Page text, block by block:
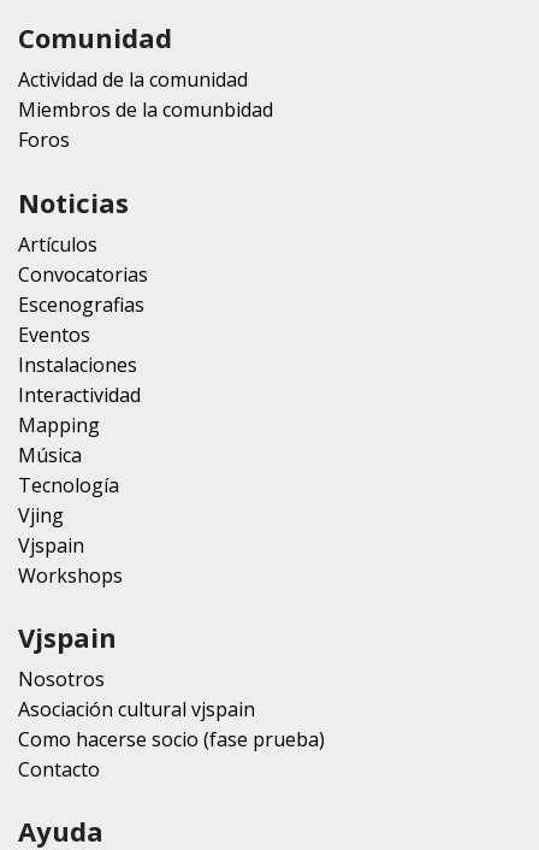
Comunidad
Actividad de la comunidad
Miembros de la comunbidad
Foros
Noticias
Artículos
Convocatorias
Escenografias
Eventos
Instalaciones
Interactividad
Mapping
Música
Tecnología
Vjing
Vjspain
Workshops
Vjspain
Nosotros
Asociación cultural vjspain
Como hacerse socio (fase prueba)
Contacto
Ayuda